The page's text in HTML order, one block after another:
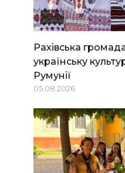
Рахівська
українську
Румунії
05.08.2026